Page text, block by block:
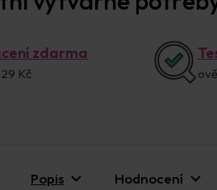
zdarma
Kč
Popis Hodnocení